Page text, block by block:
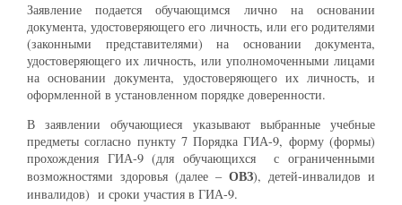
Заявление подается обучающимся лично на основании
документа, удостоверяющего его личность, или его родителями
(законными представителями) на основании документа,
удостоверяющего их личность, или уполномоченными лицами
на основании документа, удостоверяющего их личность, и
оформленной в установленном порядке доверенности.
В заявлении обучающиеся указывают выбранные учебные
предметы согласно пункту 7 Порядка ГИА-9, форму (формы)
прохождения ГИА-9 (для обучающихся с ограниченными
возможностями здоровья (далее – ОВЗ), детей-инвалидов и
инвалидов) и сроки участия в ГИА-9.